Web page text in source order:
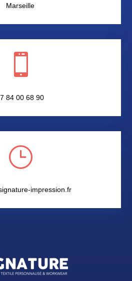
Marseille

84 00 68 90
}
impression.fr